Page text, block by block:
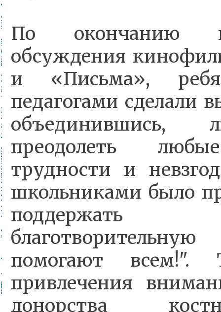
По окончанию
обсуждения
и «Письма»,
педагогами сделали
объединившись,
преодолеть
трудности и
школьниками было
поддержать
помогают
привлечения
донорства